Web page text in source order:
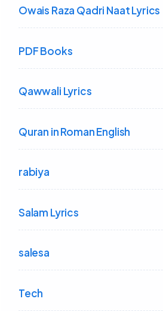
Owais Raza Qadri Naat Lyrics
PDF Books
Qawwali Lyrics
Quran in Roman English
rabiya
Salam Lyrics
salesa
Tech